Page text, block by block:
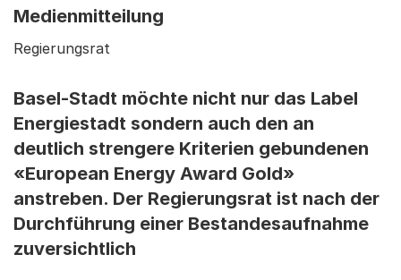
Medienmitteilung
Regierungsrat
Basel-Stadt möchte nicht nur das Label
Energiestadt sondern auch den an
deutlich strengere Kriterien gebundenen
«European Energy Award Gold»
anstreben. Der Regierungsrat ist nach der
Durchführung einer Bestandesaufnahme
zuversichtlich